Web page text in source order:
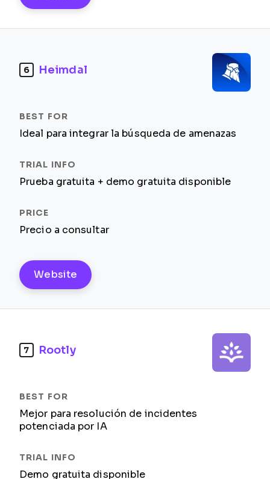
6 Heimdal
Ideal para integrar la búsqueda de amenazas
Prueba gratuita + demo gratuita disponible
Precio a consultar
Website
7 Rootly
Mejor para resolución de incidentes
potenciada por IA
Demo gratuita disponible